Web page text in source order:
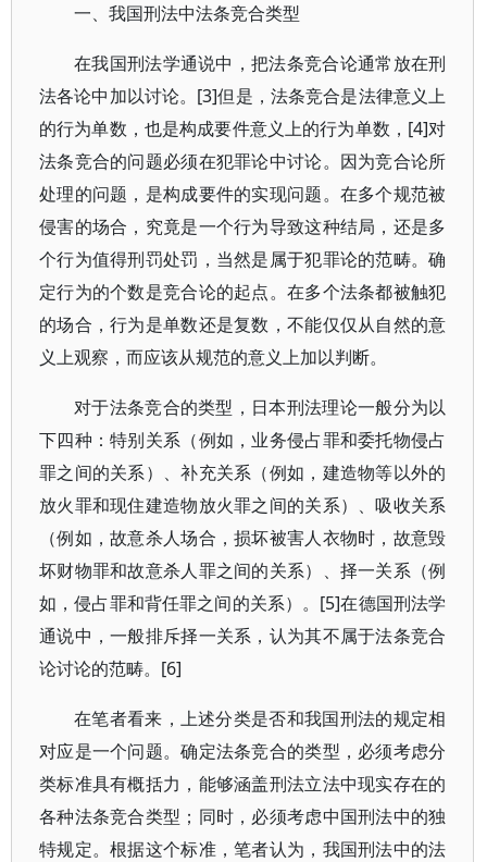
一、我国刑法中法条竞合类型
在我国刑法学通说中，把法条竞合论通常放在刑
法各论中加以讨论。[3]但是，法条竞合是法律意义上
的行为单数，也是构成要件意义上的行为单数，[4]对
法条竞合的问题必须在犯罪论中讨论。因为竞合论所
处理的问题，是构成要件的实现问题。在多个规范被
侵害的场合，究竟是一个行为导致这种结局，还是多
个行为值得刑罚处罚，当然是属于犯罪论的范畴。确
定行为的个数是竞合论的起点。在多个法条都被触犯
的场合，行为是单数还是复数，不能仅仅从自然的意
义上观察，而应该从规范的意义上加以判断。
对于法条竞合的类型，日本刑法理论一般分为以
下四种：特别关系（例如，业务侵占罪和委托物侵占
罪之间的关系）、补充关系（例如，建造物等以外的
放火罪和现住建造物放火罪之间的关系）、吸收关系
（例如，故意杀人场合，损坏被害人衣物时，故意毁
坏财物罪和故意杀人罪之间的关系）、择一关系（例
如，侵占罪和背任罪之间的关系）。[5]在德国刑法学
通说中，一般排斥择一关系，认为其不属于法条竞合
论讨论的范畴。[6]
在笔者看来，上述分类是否和我国刑法的规定相
对应是一个问题。确定法条竞合的类型，必须考虑分
类标准具有概括力，能够涵盖刑法立法中现实存在的
各种法条竞合类型；同时，必须考虑中国刑法中的独
特规定。根据这个标准，笔者认为，我国刑法中的法